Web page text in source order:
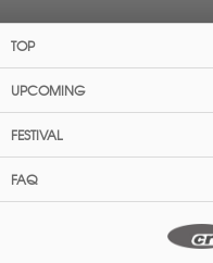
TOP
UPCOMING
FESTIVAL
FAQ